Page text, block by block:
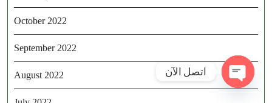
October 2022
September 2022
August 2022 اتصل الآن
Open